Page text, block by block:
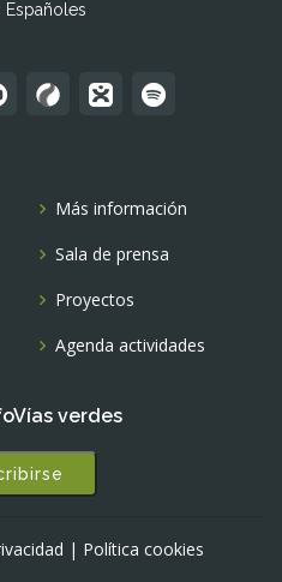
Más información
Sala de prensa
Proyectos
Agenda actividades
verdes
| Política cookies